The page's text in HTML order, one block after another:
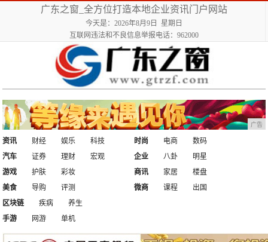
广东之窗_全方位打造本地企业资讯门户网站
今天是：2026年8月9日 星期日
互联网违法和不良信息举报电话：962000
广告
资讯 财经 娱乐
科技
汽车
证券 理财 宏观
时尚 电商
数码
企业
八卦
明星
游戏
护肤
彩妆
美食
导购 评测
商讯 家居
楼盘
微商
课程
出国
区块链
疾病
养生
手游
网游 单机